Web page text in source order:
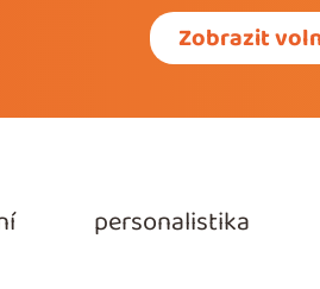
Zobrazit
personalistika